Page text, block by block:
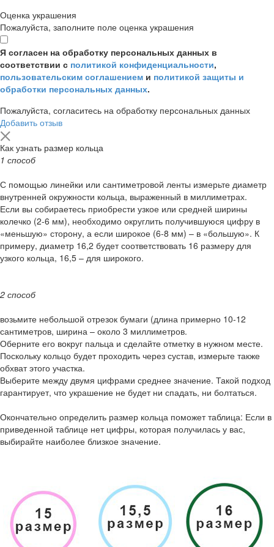
Оценка украшения
Пожалуйста, заполните поле оценка украшения
Я согласен на обработку персональных данных в
соответствии с политикой конфиденциальности,
пользовательским соглашением и политикой защиты и
обработки персональных данных.
Пожалуйста, согласитесь на обработку персональных данных
Добавить отзыв
Как узнать размер кольца
1 способ
С помощью линейки или сантиметровой ленты измерьте диаметр
внутренней окружности кольца, выраженный в миллиметрах.
Если вы собираетесь приобрести узкое или средней ширины
колечко (2-6 мм), необходимо округлить получившуюся цифру в
«меньшую» сторону, а если широкое (6-8 мм) – в «большую». К
примеру, диаметр 16,2 будет соответствовать 16 размеру для
узкого кольца, 16,5 – для широкого.
2 способ
возьмите небольшой отрезок бумаги (длина примерно 10-12
сантиметров, ширина – около 3 миллиметров.
Оберните его вокруг пальца и сделайте отметку в нужном месте.
Поскольку кольцо будет проходить через сустав, измерьте также
обхват этого участка.
Выберите между двумя цифрами среднее значение. Такой подход
гарантирует, что украшение не будет ни спадать, ни болтаться.
Окончательно определить размер кольца поможет таблица: Если в
приведенной таблице нет цифры, которая получилась у вас,
выбирайте наиболее близкое значение.